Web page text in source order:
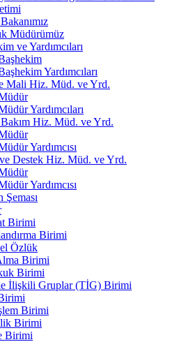
Müdürümüz
ve Yardımcıları
Yardımcıları
Mali Hiz. Müd. ve Yrd.
Yardımcıları
Bakım Hiz. Müd. ve Yrd.
Yardımcısı
Destek Hiz. Müd. ve Yrd.
Yardımcısı
Şeması
Birimi
Birimi
Özlük
Birimi
Birimi
İlişkili Gruplar (TİG) Birimi
Birimi
Birimi
Birimi